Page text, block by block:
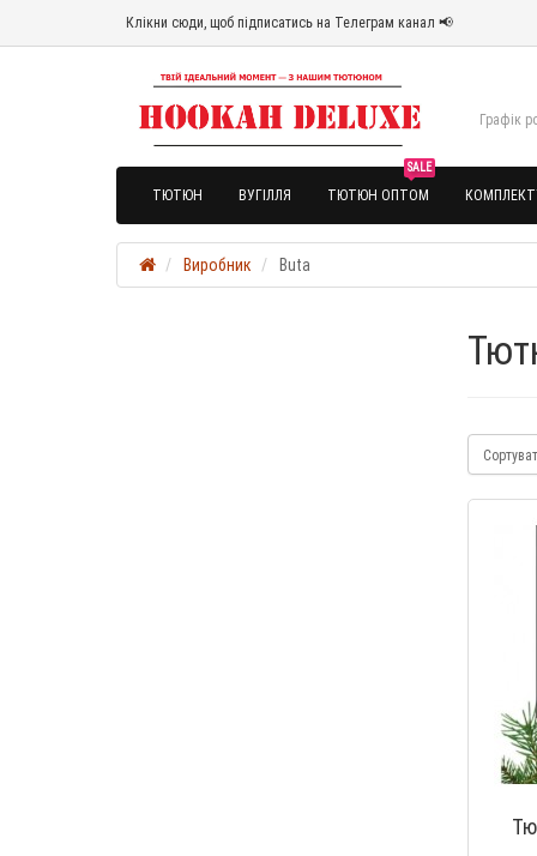
Клікни сюди, щоб підписатись на Телеграм канал 📢
Графік
ТЮТЮН ВУГІЛЛЯ
SALE
ТЮТЮН ОПТОМ
Виробник Buta